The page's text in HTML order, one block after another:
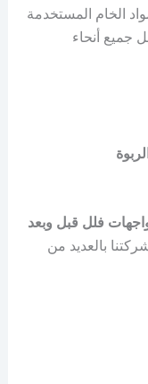
الخام المستخدمة
جميع أنحاء
فلل قبل وبعد
بالعديد من